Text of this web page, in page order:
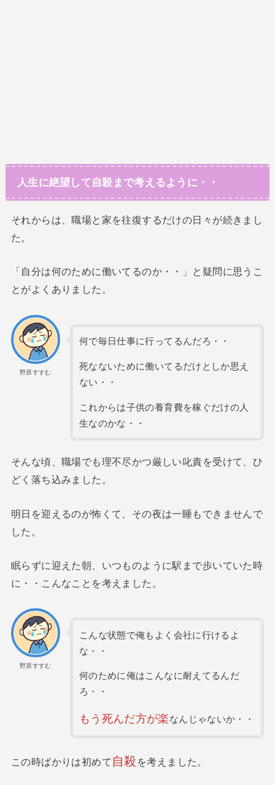
人生に絶望して自殺まで考えるように・・
それからは、職場と家を往復するだけの日々が続きまし
た。
「自分は何のために働いてるのか・・」と疑問に思うこ
とがよくありました。
野原すすむ
何で毎日仕事に行ってるんだろ・・
死なないために働いてるだけとしか思え
ない・・
これからは子供の養育費を稼ぐだけの人
生なのかな・・
そんな頃、職場でも理不尽かつ厳しい叱責を受けて、ひ
どく落ち込みました。
明日を迎えるのが怖くて、その夜は一睡もできませんで
した。
眠らずに迎えた朝、いつものように駅まで歩いていた時
に・・こんなことを考えました。
野原すすむ
こんな状態で俺もよく会社に行けるよ
な・・
何のために俺はこんなに耐えてるんだ
ろ・・
もう死んだ方が楽なんじゃないか・・
この時ばかりは初めて 自殺を考えました。